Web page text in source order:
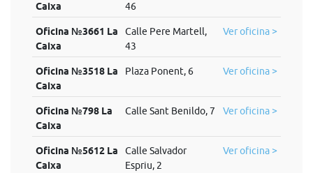
Caixa
46
Oficina №3661 La
Caixa
Calle Pere Martell,
43
Ver oficina >
Oficina №3518 La
Caixa
Plaza Ponent, 6 Ver oficina >
Oficina №798 La
Caixa
Calle Sant Benildo, 7 Ver oficina >
Oficina №5612 La
Caixa
Calle Salvador
Espriu, 2
Ver oficina >